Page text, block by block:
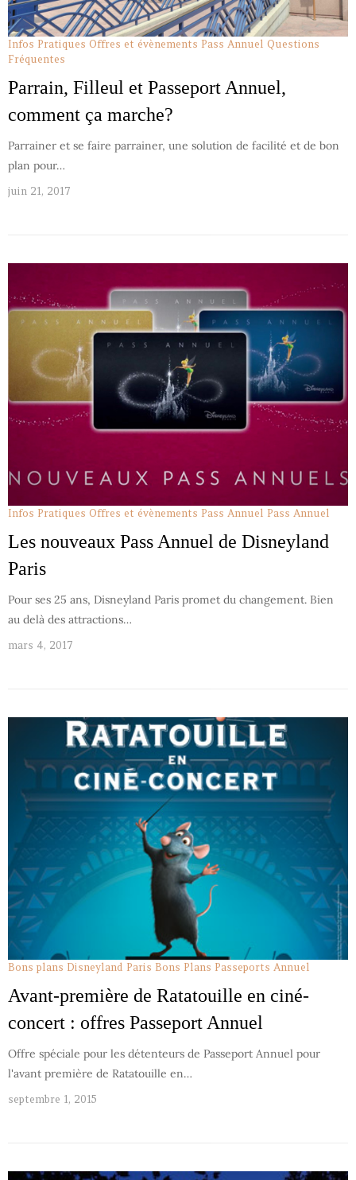
Infos Pratiques Offres et évènements Pass Annuel Questions
Fréquentes
Parrain, Filleul et Passeport Annuel,
comment ça marche?
Parrainer et se faire parrainer, une solution de facilité et de bon
plan pour…
juin 21, 2017
Infos Pratiques Offres et évènements Pass Annuel Pass Annuel
Les nouveaux Pass Annuel de Disneyland
Paris
Pour ses 25 ans, Disneyland Paris promet du changement. Bien
au delà des attractions…
mars 4, 2017
Bons plans Disneyland Paris Bons Plans Passeports Annuel
Avant-première de Ratatouille en ciné-
concert : offres Passeport Annuel
Offre spéciale pour les détenteurs de Passeport Annuel pour
l'avant première de Ratatouille en…
septembre 1, 2015